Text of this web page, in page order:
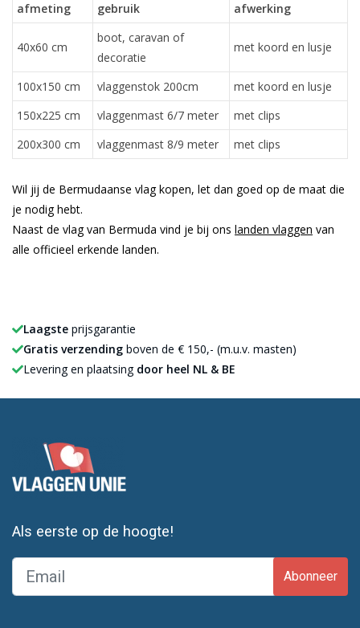
afmeting gebruik afwerking
40x60 cm
boot, caravan of
decoratie
met koord en lusje
100x150 cm vlaggenstok 200cm
met koord en lusje
150x225 cm
vlaggenmast 6/7 meter
met clips
200x300 cm
vlaggenmast 8/9 meter met clips
Wil jij de Bermudaanse vlag kopen, let dan goed op de maat die
je nodig hebt.
Naast de vlag van Bermuda vind je bij ons landen vlaggen van
alle officieel erkende landen.
Laagste prijsgarantie
Gratis verzending boven de € 150,- (m.u.v. masten)
Levering en plaatsing door heel NL & BE
Als eerste op de hoogte!
Abonneer